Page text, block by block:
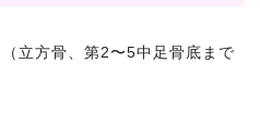
立方骨、第2〜5中足骨底まで